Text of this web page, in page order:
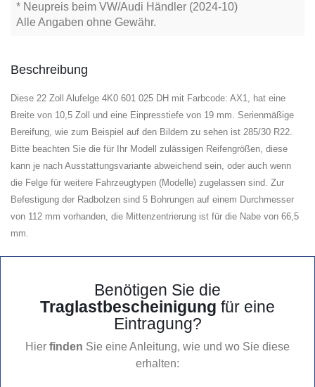
* Neupreis beim VW/Audi Händler (2024-10)
Alle Angaben ohne Gewähr.
Beschreibung
Diese 22 Zoll Alufelge 4K0 601 025 DH mit Farbcode: AX1, hat eine
Breite von 10,5 Zoll und eine Einpresstiefe von 19 mm. Serienmäßige
Bereifung, wie zum Beispiel auf den Bildern zu sehen ist 285/30 R22.
Bitte beachten Sie die für Ihr Modell zulässigen Reifengrößen, diese
kann je nach Ausstattungsvariante abweichend sein, oder auch wenn
die Felge für weitere Fahrzeugtypen (Modelle) zugelassen sind. Zur
Befestigung der Radbolzen sind 5 Bohrungen auf einem Durchmesser
von 112 mm vorhanden, die Mittenzentrierung ist für die Nabe von 66,5
mm.
Benötigen Sie die
Traglastbescheinigung für eine
Eintragung?
Hier finden Sie eine Anleitung, wie und wo Sie diese
erhalten: